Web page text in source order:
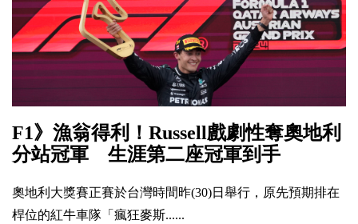
F1》漁翁得利！Russell戲劇性奪奧地利
分站冠軍 生涯第二座冠軍到手
奧地利大獎賽正賽於台灣時間昨(30)日舉行，原先預期排在
桿位的紅牛車隊「瘋狂麥斯......